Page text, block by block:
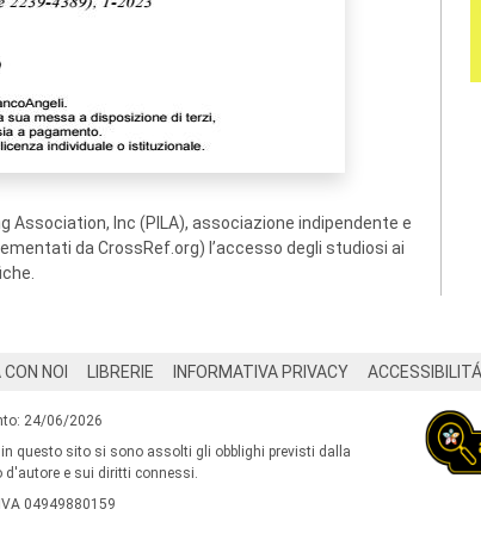
Association, Inc (PILA), associazione indipendente e
da CrossRef.org) l’accesso degli studiosi ai
CON NOI LIBRERIE INFORMATIVA PRIVACY ACCESSIBILITÁ
24/06/2026
in questo sito si sono assolti gli obblighi previsti dalla
e sui diritti connessi.
04949880159